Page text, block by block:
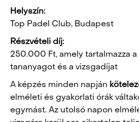
Helyszín:
Top Padel Club, Budapest
Részvételi díj:
250.000 Ft, amely tartalmazza
tananyagot és a vizsgadíjat
A képzés minden napján
elméleti és gyakorlati órák
egymást. Az utolsó napon